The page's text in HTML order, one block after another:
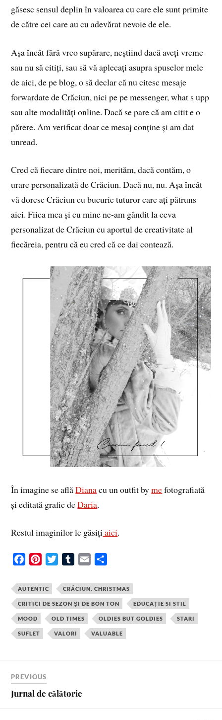
găsesc sensul deplin în valoarea cu care ele sunt primite
de către cei care au cu adevărat nevoie de ele.
Așa încât fără vreo supărare, neștiind dacă aveți vreme
sau nu să citiți, sau să vă aplecați asupra spuselor mele
de aici, de pe blog, o să declar că nu citesc mesaje
forwardate de Crăciun, nici pe pe messenger, what s upp
sau alte modalități online. Dacă se pare că am citit e o
părere. Am verificat doar ce mesaj conține și am dat
unread.
Cred că fiecare dintre noi, merităm, dacă contăm, o
urare personalizată de Crăciun. Dacă nu, nu. Așa încât
vă doresc Crăciun cu bucurie tuturor care ați pătruns
aici. Fiica mea și cu mine ne-am gândit la ceva
personalizat de Crăciun cu aportul de creativitate al
fiecăreia, pentru că eu cred că ce dai contează.
În imagine se aflăDianacu un outfit bymefotografiată
și editată grafic deDaria.
Restul imaginilor le găsițiaici.
c
e
b
o
o
n
t
e
t
i
t
t
e
r
m
b
l
r
a
i
l
a
r
e
AUTENTIC CRĂCIUN. CHRISTMAS
CRITICI DE SEZON ȘI DE BON TON EDUCAȚIE SI STIL
MOOD OLD TIMES OLDIES BUT GOLDIES STARI
SUFLET VALORI VALUABLE
PREVIOUS
Jurnal de călătorie